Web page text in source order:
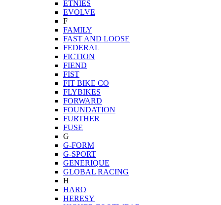
ETNIES
EVOLVE
F
FAMILY
FAST AND LOOSE
FEDERAL
FICTION
FIEND
FIST
FIT BIKE CO
FLYBIKES
FORWARD
FOUNDATION
FURTHER
FUSE
G
G-FORM
G-SPORT
GENERIQUE
GLOBAL RACING
H
HARO
HERESY